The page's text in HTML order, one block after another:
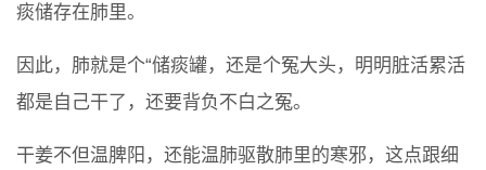
痰储存在肺里。
因此，肺就是个“储痰罐，还是个冤大头，明明脏活累活
都是自己干了，还要背负不白之冤。
干姜不但温脾阳，还能温肺驱散肺里的寒邪，这点跟细